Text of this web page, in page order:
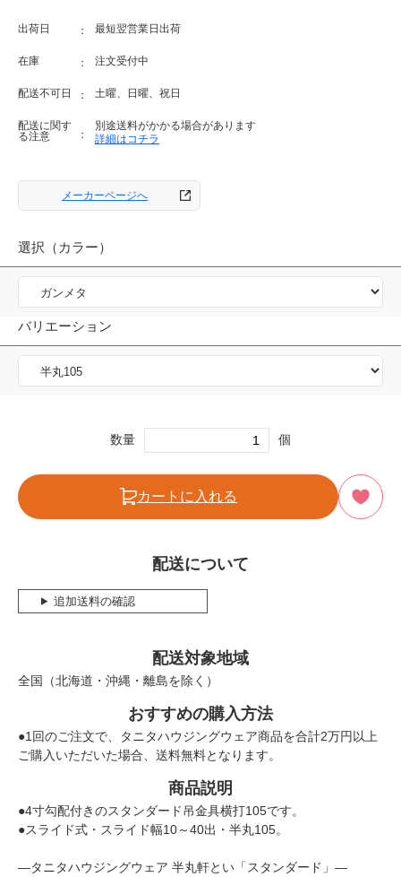
出荷日 最短翌営業日出荷
在庫 注文受付中
配送不可日 土曜、日曜、祝日
配送に関す
る注意
別途送料がかかる場合があります
詳細はコチラ
メーカーページへ
選択（カラー）
バリエーション
数量 個
カートに入れる
配送について
追加送料の確認
配送対象地域
全国（北海道・沖縄・離島を除く）
おすすめの購入方法
●1回のご注文で、タニタハウジングウェア商品を合計2万円以上
ご購入いただいた場合、送料無料となります。
商品説明
●4寸勾配付きのスタンダード吊金具横打105です。
●スライド式・スライド幅10～40出・半丸105。
―タニタハウジングウェア 半丸軒とい「スタンダード」―